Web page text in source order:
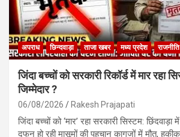
अपराध छिन्दवाड़ा ताजा खबर मध्य प्रदेश राजनीति
जिंदा बच्चों को सरकारी रिकॉर्ड में मार रहा
जिम्मेदार ?
06/08/2026 Rakesh Prajapati
जिंदा बच्चों को ‘मार’ रहा सरकारी सिस्टम: छिंदवाड़ा
दफन हो रही मासूमों की पहचान कागजों में मौत,